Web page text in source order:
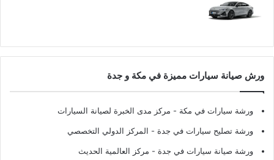
ورش صيانة سيارات مميزة في مكة و جدة
ورشة سيارات في مكة - مركز مدى الخبرة لصيانة السيارات
ورشة تصليح سيارات في جدة - المركز الدولي التخصصي
ورشة صيانة سيارات في جدة - مركز العالمية الحديث